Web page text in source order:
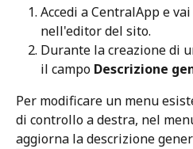
Accedi a CentralApp e
nell'editor del sito.
Durante la creazione di
il campo Descrizione
Per modificare un menu
di controllo a destra, nel
aggiorna la descrizione